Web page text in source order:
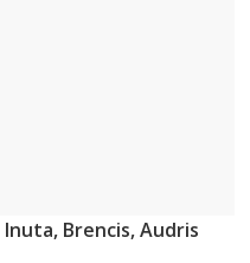
Inuta, Brencis, Audris